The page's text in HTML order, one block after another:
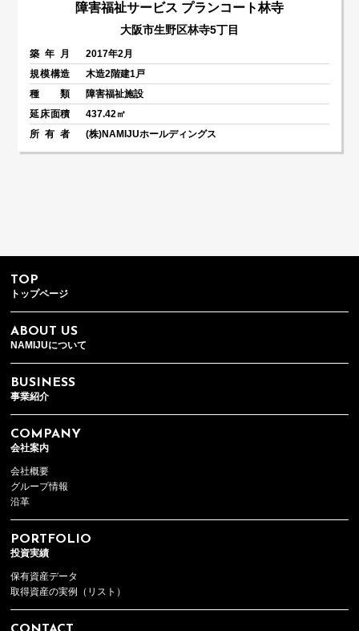
障害福祉サービス プランコート林寺
大阪市生野区林寺5丁目
築年月
2017年2月
規模構造
木造2階建1戸
種類
障害福祉施設
延床面積
437.42㎡
所有者
(株)NAMIJUホールディングス
TOP
トップページ
ABOUT US
NAMIJUについて
BUSINESS
事業紹介
COMPANY
会社案内
会社概要
グループ情報
沿革
PORTFOLIO
投資実績
保有資産データ
取得資産の実例（リスト）